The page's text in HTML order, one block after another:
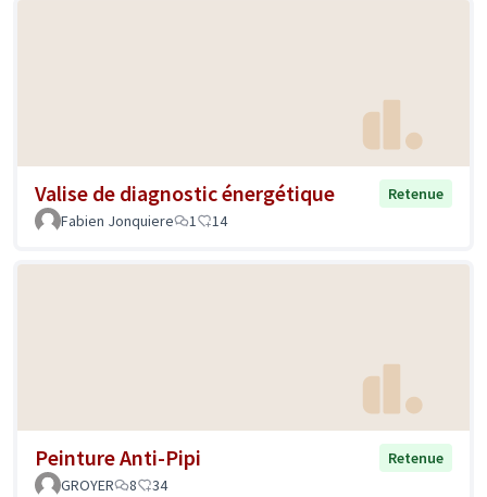
Valise de diagnostic énergétique
Retenue
Fabien Jonquiere
1 14
Peinture Anti-Pipi
Retenue
GROYER
8 34